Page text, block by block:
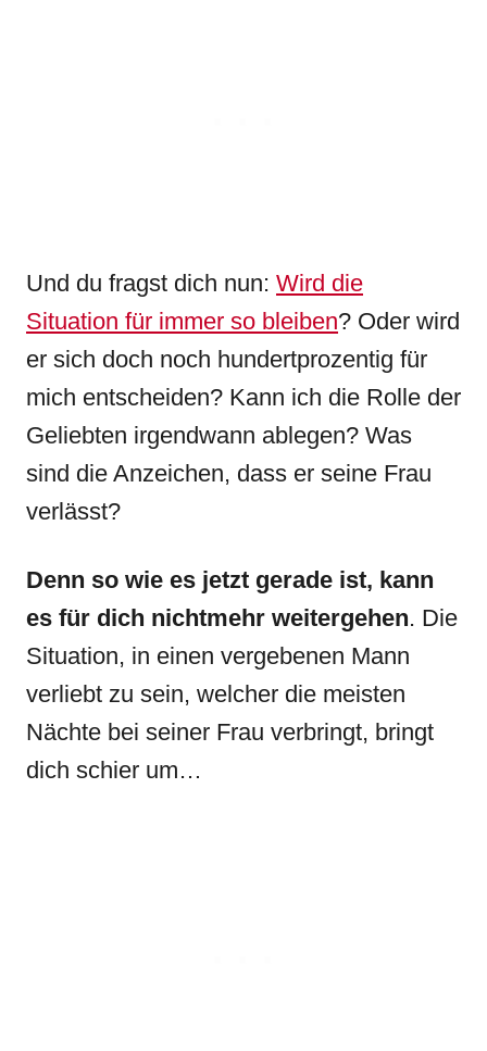
Und du fragst dich nun: Wird die
Situation für immer so bleiben? Oder wird
er sich doch noch hundertprozentig für
mich entscheiden? Kann ich die Rolle der
Geliebten irgendwann ablegen? Was
sind die Anzeichen, dass er seine Frau
verlässt?
Denn so wie es jetzt gerade ist, kann
es für dich nichtmehr weitergehen. Die
Situation, in einen vergebenen Mann
verliebt zu sein, welcher die meisten
Nächte bei seiner Frau verbringt, bringt
dich schier um…